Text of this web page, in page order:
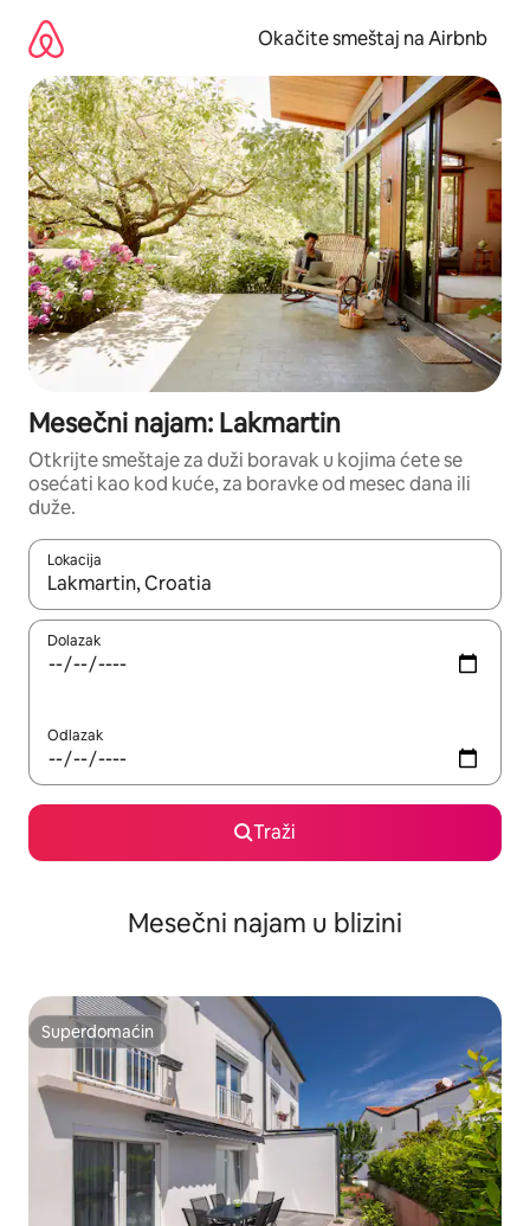
sadržaj
Okačite smeštaj na Airbnb
Mesečni najam: Lakmartin
Otkrijte smeštaje za duži boravak u kojima ćete se
osećati kao kod kuće, za boravke od mesec dana ili
duže.
Lokacija
Kad su rezultati dostupni, možete da se krećete kroz njih
Dolazak
Odlazak
Traži
Mesečni najam u blizini
Superdomaćin
Superdomaćin